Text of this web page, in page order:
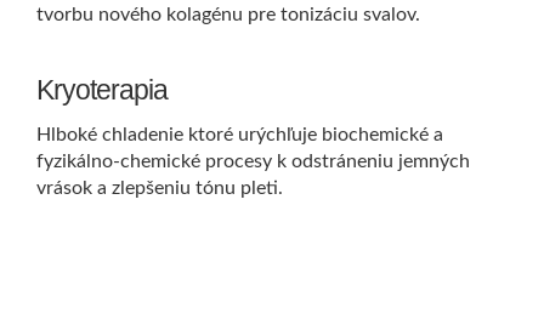
tvorbu nového kolagénu pre tonizáciu svalov.
Kryoterapia
Hlboké chladenie ktoré urýchľuje biochemické a
fyzikálno-chemické procesy k odstráneniu jemných
vrások a zlepšeniu tónu pleti.